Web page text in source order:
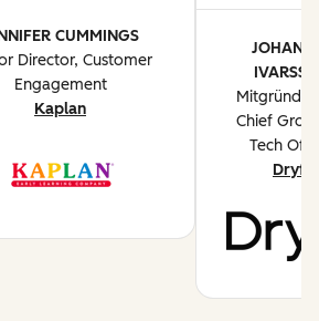
CUMMINGS
Director, Customer
Engagement
Kaplan
Chief
Tech
Dryft